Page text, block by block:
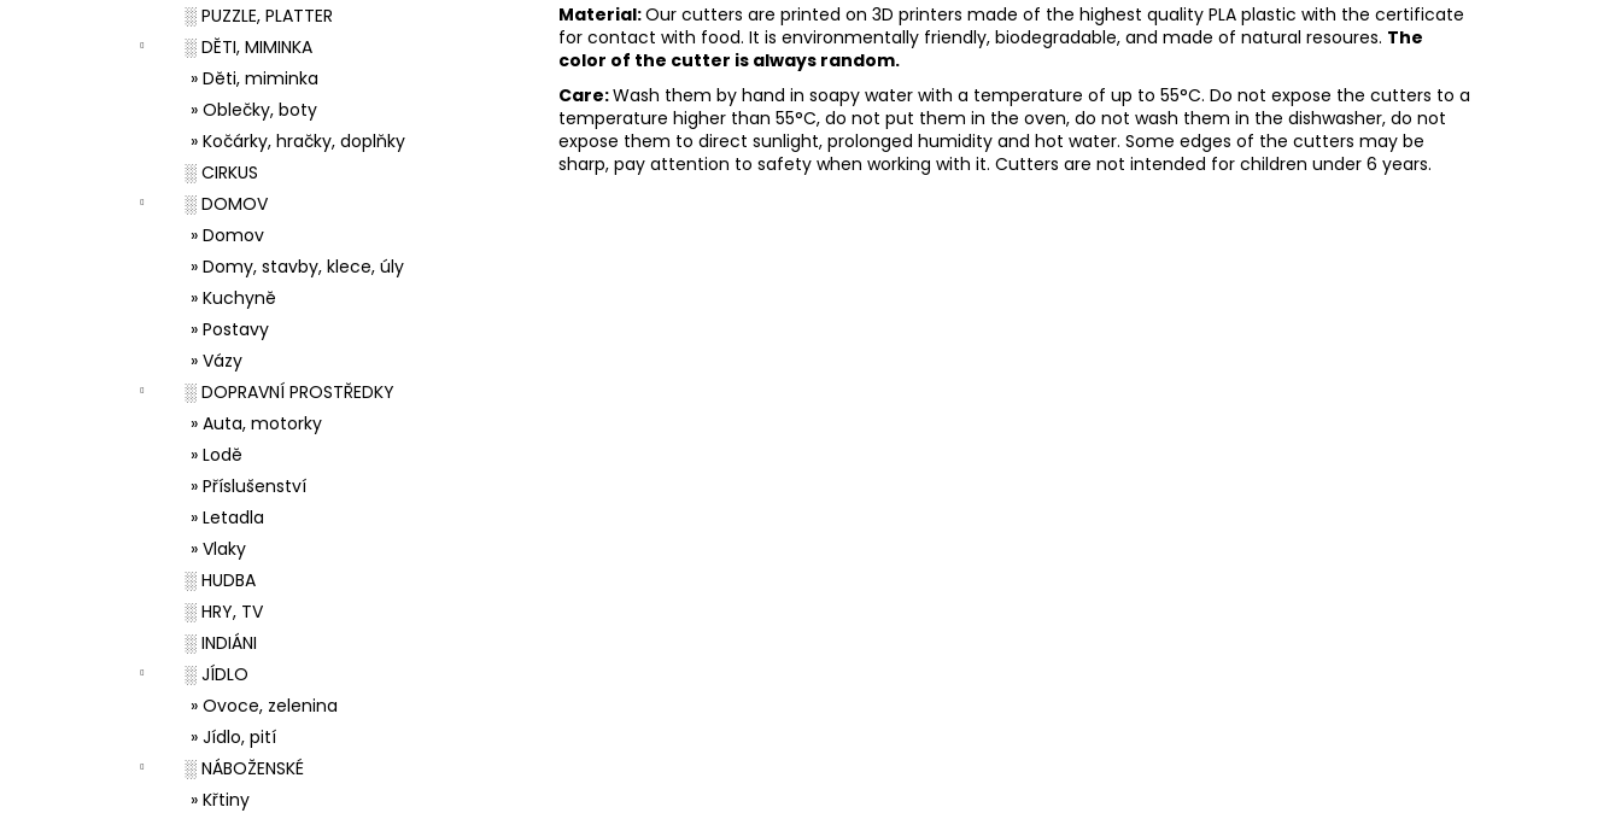
░ PUZZLE, PLATTER
░ DĚTI, MIMINKA
» Děti, miminka
» Oblečky, boty
» Kočárky, hračky, doplňky
░ CIRKUS
░ DOMOV
» Domov
» Domy, stavby, klece, úly
» Kuchyně
» Postavy
» Vázy
░ DOPRAVNÍ PROSTŘEDKY
» Auta, motorky
» Lodě
» Příslušenství
» Letadla
» Vlaky
░ HUDBA
░ HRY, TV
░ INDIÁNI
░ JÍDLO
» Ovoce, zelenina
» Jídlo, pití
░ NÁBOŽENSKÉ
» Křtiny
Material:Our cutters are printed on 3D printers made of the highest quality PLA plastic with the certificate
for contact with food. It is environmentally friendly, biodegradable, and made of natural resoures. The
color of the cutter is always random.
Care:Wash them by hand in soapy water with a temperature of up to 55°C. Do not expose the cutters to a
temperature higher than 55°C, do not put them in the oven, do not wash them in the dishwasher, do not
expose them to direct sunlight, prolonged humidity and hot water. Some edges of the cutters may be
sharp, pay attention to safety when working with it. Cutters are not intended for children under 6 years.